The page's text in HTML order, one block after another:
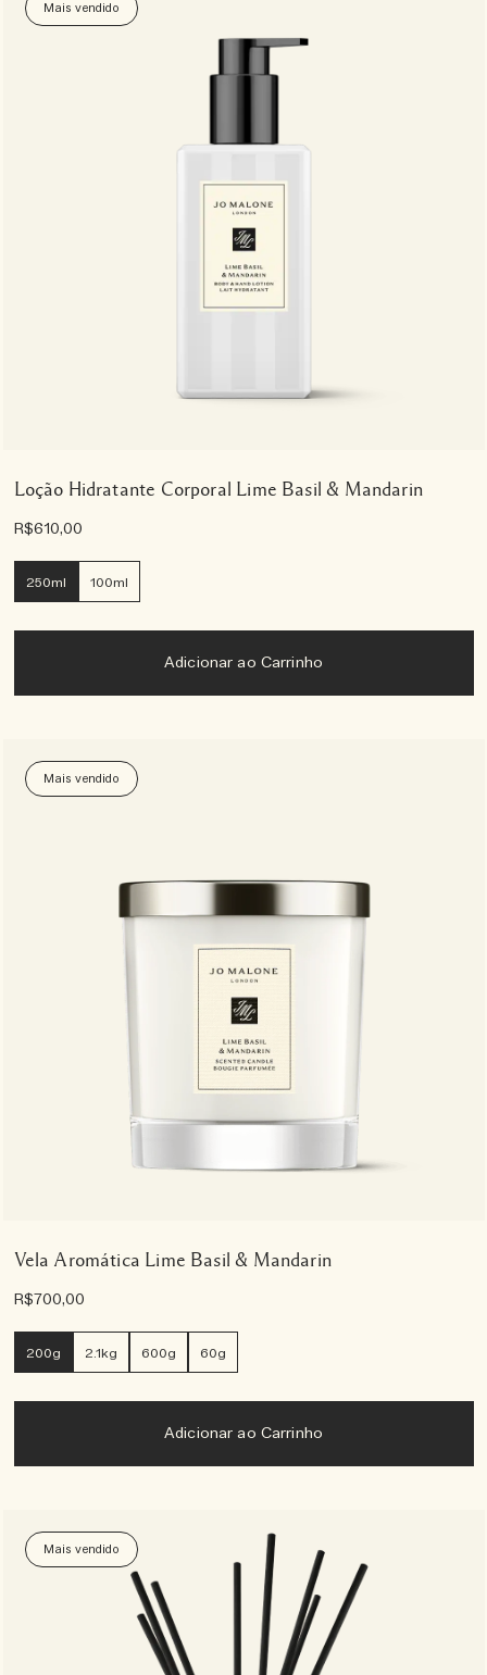
Mais vendido
Loção Hidratante Corporal Lime Basil & Mandarin
R$610,00
250ml 100ml
Adicionar ao Carrinho
Mais vendido
Vela Aromática Lime Basil & Mandarin
R$700,00
200g 2.1kg 600g 60g
Adicionar ao Carrinho
Mais vendido